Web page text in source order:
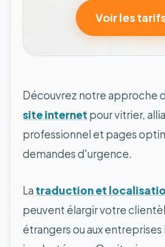
Voir les
Découvrez notre approche
site internet pour vitrier,
professionnel et pages
demandes d'urgence.
La traduction et
peuvent élargir votre
étrangers ou aux